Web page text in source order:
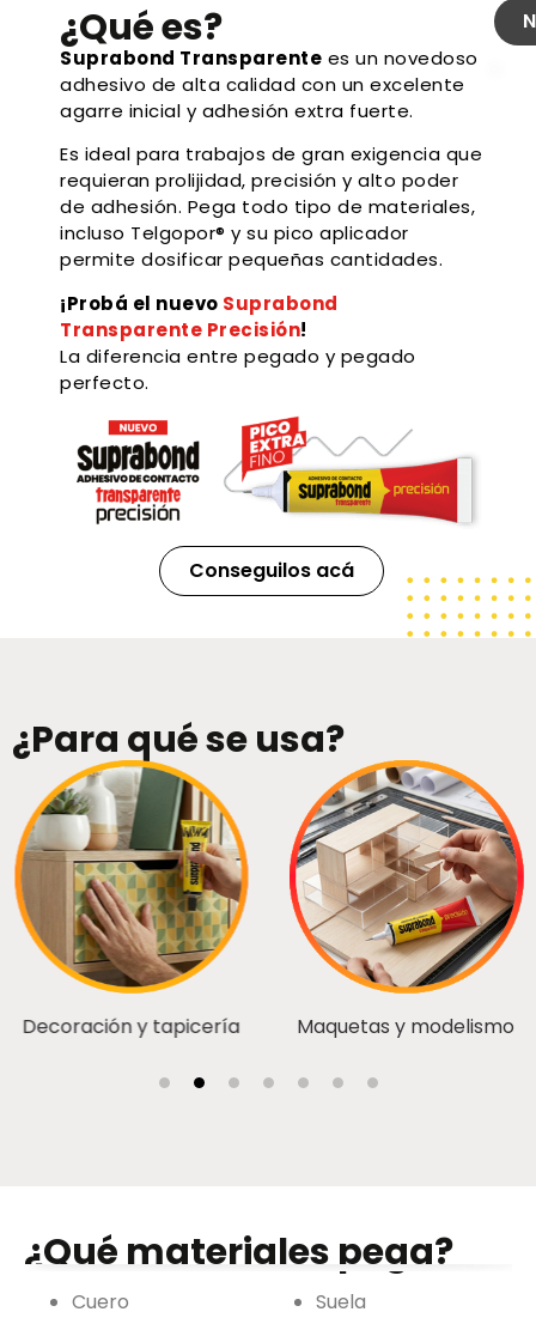
¿Qué es?
Suprabond Transparente es un novedoso
adhesivo de alta calidad con un excelente
agarre inicial y adhesión extra fuerte.
Es ideal para trabajos de gran exigencia que
requieran prolijidad, precisión y alto poder
de adhesión. Pega todo tipo de materiales,
incluso Telgopor® y su pico aplicador
permite dosificar pequeñas cantidades.
¡Probá el nuevo Suprabond
Transparente Precisión!
La diferencia entre pegado y pegado
perfecto.
Conseguilos acá
¿Para qué se usa?
Decoración y tapicería Maquetas y modelismo
¿Qué materiales pega?
Cuero
Suela